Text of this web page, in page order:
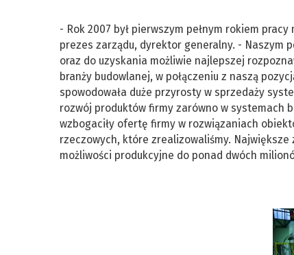
- Rok 2007 był pierwszym pełnym rokiem
prezes zarządu, dyrektor generalny. - Naszym
oraz do uzyskania możliwie najlepszej
branży budowlanej, w połączeniu z naszą
spowodowała duże przyrosty w sprzedaży
rozwój produktów firmy zarówno w systemach
wzbogaciły ofertę firmy w rozwiązaniach
rzeczowych, które zrealizowaliśmy.
możliwości produkcyjne do ponad dwóch